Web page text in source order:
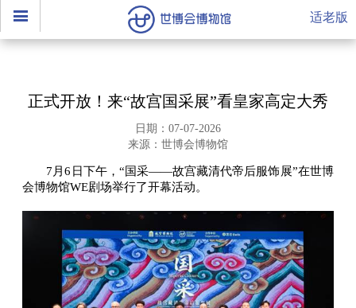
适老版
正式开放！来“故宫国采展”看皇家高定大秀
日期：07-07-2026
来源：世博会博物馆
7月6日下午，“国采——故宫藏清代帝后服饰展”在世博
会博物馆WE剧场举行了开幕活动。